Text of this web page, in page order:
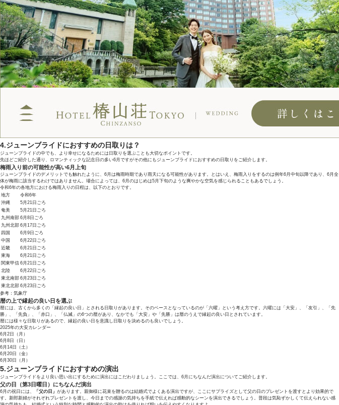
4.ジューンブライドにおすすめの日取りは？
ジューンブライドの中でも、より幸せになるためには日取りを選ぶことも大切なポイントです。
先ほどご紹介した通り、ロマンティックな記念日の多い6月ですがその他にもジューンブライドにおすすめの日取りをご紹介します。
梅雨入り前の可能性が高い6月上旬
ジューンブライドのデメリットでも触れたように、6月は梅雨時期であり雨天になる可能性があります。とはいえ、梅雨入りをするのは例年6月中旬以降であり、6月全
体が梅雨に該当するわけではありません。場合によっては、6月のはじめは5月下旬のような爽やかな空気を感じられることもあるでしょう。
令和6年の各地方における梅雨入りの日程は、以下のとおりです。
地方
令和6年
沖縄
5月21日ごろ
奄美
5月21日ごろ
九州南部 6月8日ごろ
九州北部 6月17日ごろ
四国
6月9日ごろ
中国
6月22日ごろ
近畿
6月21日ごろ
東海
6月21日ごろ
関東甲信 6月21日ごろ
北陸
6月22日ごろ
東北南部 6月23日ごろ
東北北部 6月23日ごろ
参考： 気象庁
暦の上で縁起の良い日を選ぶ
暦には、古くから多くの「縁起の良い日」とされる日取りがあります。そのベースとなっているのが「六曜」という考え方です。六曜には「大安」、「友引」、「先
勝」、「先負」、「赤口」、「仏滅」の6つの暦があり、なかでも「大安」や「先勝」は暦のうえで縁起の良い日とされています。
暦には様々な日取りがあるので、縁起の良い日を意識し日取りを決めるのも良いでしょう。
2025年の大安カレンダー
6月2日（月）
6月8日（日）
6月14日（土）
6月20日（金）
6月30日（月）
5.ジューンブライドにおすすめの演出
ジューンブライドをより良い思い出にするために演出にはこだわりましょう。ここでは、6月にちなんだ演出についてご紹介します。
父の日（第3日曜日）にちなんだ演出
6月の祝日には、 「父の日」 があります。親御様に花束を贈るのは結婚式でよくある演出ですが、ここにサプライズとして父の日のプレゼントを渡すとより効果的で
す。新郎新婦がそれぞれプレゼントを渡し、今日までの感謝の気持ちを手紙で伝えれば感動的なシーンを演出できるでしょう。普段は気恥ずかしくて伝えられない感